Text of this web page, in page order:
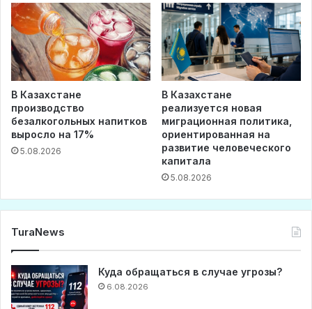
В Казахстане
производство
безалкогольных напитков
выросло на 17%
5.08.2026
В Казахстане
реализуется новая
миграционная политика,
ориентированная на
развитие человеческого
капитала
5.08.2026
TuraNews
Куда обращаться в случае угрозы?
6.08.2026